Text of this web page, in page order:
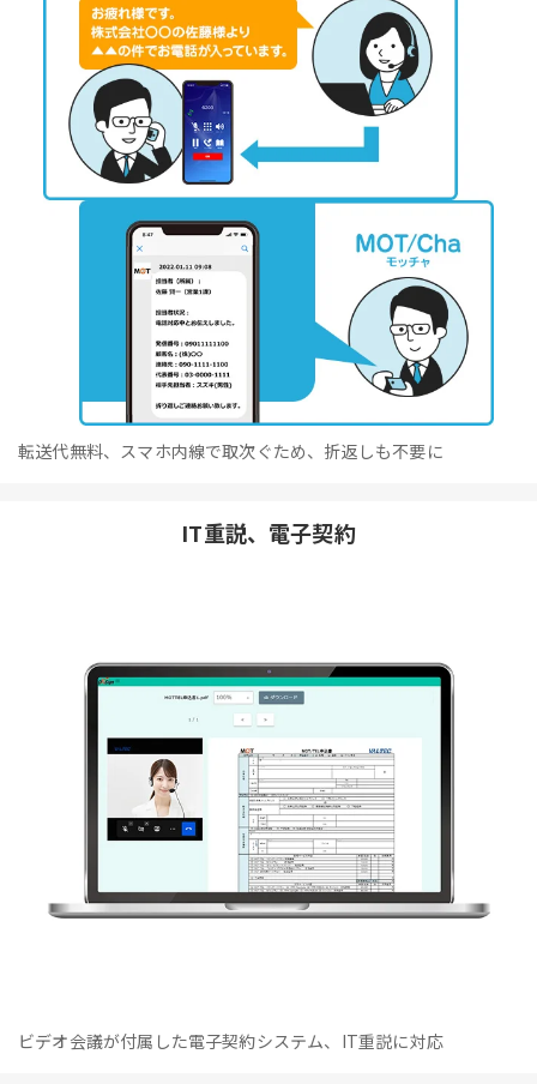
転送代無料、スマホ内線で取次ぐため、折返しも不要に
IT重説、電子契約
ビデオ会議が付属した電子契約システム、IT重説に対応